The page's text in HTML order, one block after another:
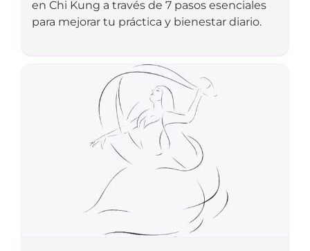
en Chi Kung a través de 7 pasos esenciales
para mejorar tu práctica y bienestar diario.